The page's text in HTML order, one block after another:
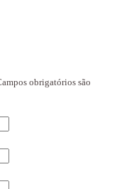
obrigatórios são